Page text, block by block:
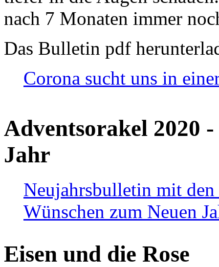
nach 7 Monaten immer
Das Bulletin pdf
Corona sucht uns in
Adventsorakel 2020
Jahr
Neujahrsbulletin mit den
Wünschen zum Neuen
Eisen und die Rose